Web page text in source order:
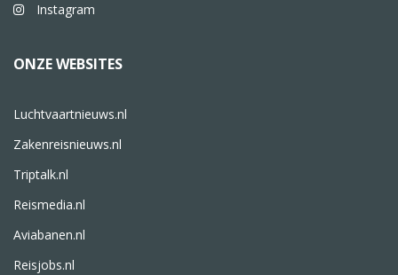
Instagram
ONZE WEBSITES
Luchtvaartnieuws.nl
Zakenreisnieuws.nl
Triptalk.nl
Reismedia.nl
Aviabanen.nl
Reisjobs.nl